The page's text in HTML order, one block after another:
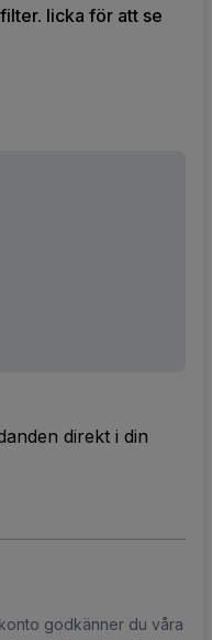
licka för att se
direkt i din
godkänner du våra